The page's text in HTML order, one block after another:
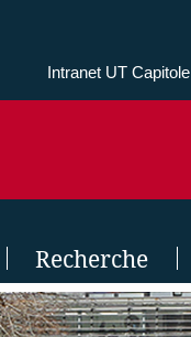
Recherche
Intranet UT Capitole